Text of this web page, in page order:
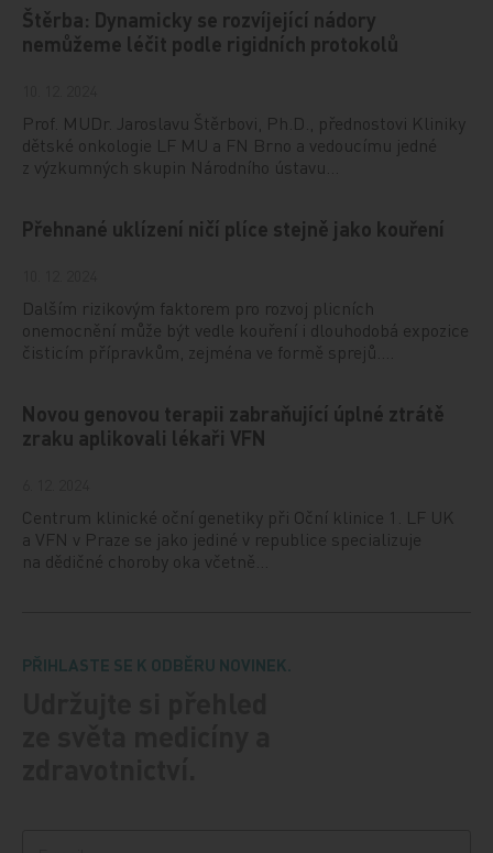
Štěrba: Dynamicky se rozvíjející nádory
nemůžeme léčit podle rigidních protokolů
Prof. MUDr. Jaroslavu Štěrbovi, Ph.D., přednostovi Kliniky
dětské onkologie LF MU a FN Brno a vedoucímu jedné
z výzkumných skupin Národního ústavu…
Přehnané uklízení ničí plíce stejně jako kouření
Dalším rizikovým faktorem pro rozvoj plicních
onemocnění může být vedle kouření i dlouhodobá expozice
čisticím přípravkům, zejména ve formě sprejů.…
Novou genovou terapii zabraňující úplné ztrátě
zraku aplikovali lékaři VFN
Centrum klinické oční genetiky při Oční klinice 1. LF UK
a VFN v Praze se jako jediné v republice specializuje
na dědičné choroby oka včetně…
PŘIHLASTE SE K ODBĚRU NOVINEK.